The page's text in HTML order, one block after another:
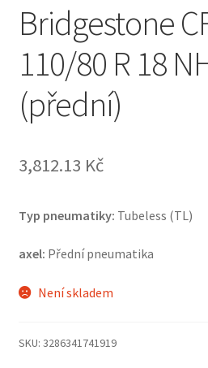
Bridgestone
110/80 R 18
(přední)
3,812.13 Kč
Typ pneumatiky: Tubeless (TL)
axel: Přední pneumatika
Není skladem
SKU: 3286341741919